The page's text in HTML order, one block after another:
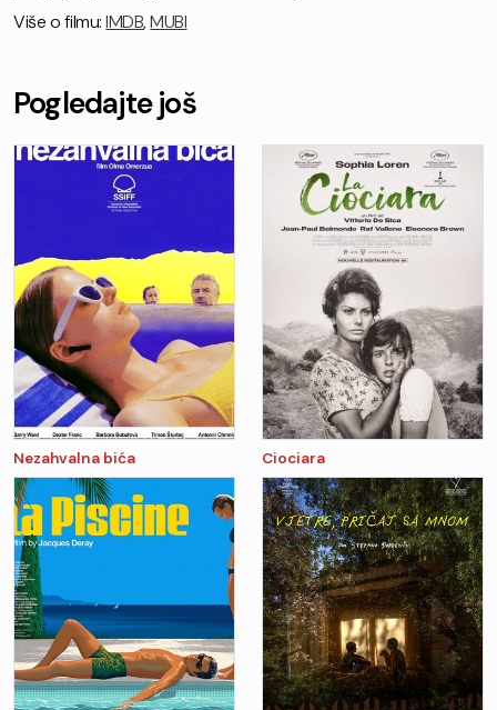
Više o filmu:IMDB,MUBI
Pogledajte još
Nezahvalna bića Ciociara